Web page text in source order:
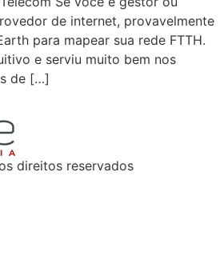
de internet, provavelmente
para mapear sua rede FTTH.
e serviu muito bem nos
de […]
direitos reservados